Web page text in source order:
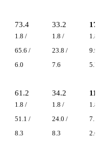
73.4
1.8 /
65.6 /
6.0
33.2
1.8 /
23.8 /
7.6
5.7
61.2
1.8 /
51.1 /
8.3
34.2
1.8 /
24.0 /
8.3
2.6